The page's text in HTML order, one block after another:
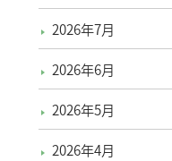
2026年7月
2026年6月
2026年5月
2026年4月